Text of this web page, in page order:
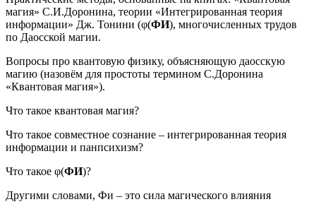
магия» С.И.Доронина, теории «Интегрированная теория
информации» Дж. Тонини (φ(ФИ), многочисленных трудов
по Даосской магии.
Вопросы про квантовую физику, объясняющую даосскую
магию (назовём для простоты термином С.Доронина
«Квантовая магия»).
Что такое квантовая магия?
Что такое совместное сознание – интегрированная теория
информации и панпсихизм?
Что такое φ(ФИ)?
Другими словами, Фи – это сила магического влияния